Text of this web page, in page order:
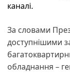
каналі.
За словами
доступнішими
обладнання –